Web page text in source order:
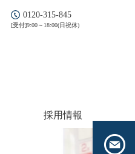
0120-315-845
[受付]9:00～18:00(日祝休)
採用情報